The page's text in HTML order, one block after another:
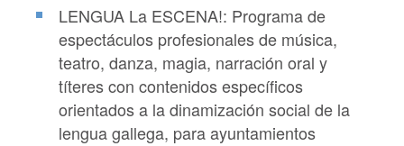
LENGUA La ESCENA!: Programa de
espectáculos profesionales de música,
teatro, danza, magia, narración oral y
títeres con contenidos específicos
orientados a la dinamización social de la
lengua gallega, para ayuntamientos